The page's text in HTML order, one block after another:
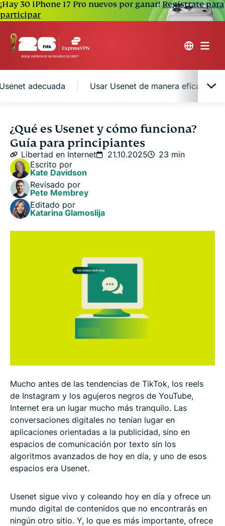
¡Hay 30 iPhone 17 Pro nuevos por ganar!Regístrate para
participar
adecuada Usar Usenet de manera eficaz
¿Qué es Usenet?
Breve historia de Usenet
¿Cómo funciona Usenet?
Cómo acceder a Usenet
Usar Usenet de manera eficaz
Preguntas frecuentes
¿Qué es Usenet y cómo funciona?
Guía para principiantes
Libertad en Internet 21.10.2025
23 min
Escrito por
Kate Davidson
Revisado por
Pete Membrey
Editado por
Katarina Glamoslija
Mucho antes de las tendencias de TikTok, los reels
de Instagram y los agujeros negros de YouTube,
Internet era un lugar mucho más tranquilo. Las
conversaciones digitales no tenían lugar en
aplicaciones orientadas a la publicidad, sino en
espacios de comunicación por texto sin los
algoritmos avanzados de hoy en día, y uno de esos
espacios era Usenet.
Usenet sigue vivo y coleando hoy en día y ofrece un
mundo digital de contenidos que no encontrarás en
ningún otro sitio. Y, lo que es más importante, ofrece